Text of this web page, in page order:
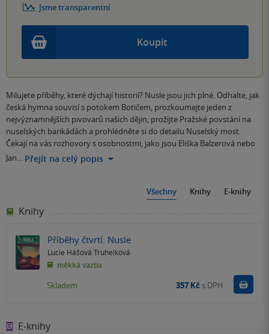
Koupit
Jsme transparentní
Milujete příběhy, které dýchají historií? Nusle jsou jich plné. Odhalte, jak
česká hymna souvisí s potokem Botičem, prozkoumejte jeden z
nejvýznamnějších pivovarů našich dějin, prožijte Pražské povstání na
nuselských barikádách a prohlédněte si do detailu Nuselský most.
Čekají na vás rozhovory s osobnostmi, jako jsou Eliška Balzerová nebo
Jan… Přejít na celý popis
Všechny Knihy E-knihy
Knihy
Příběhy čtvrtí: Nusle
Lucie Hášová Truhelková
měkká vazba
Skladem 357 Kč s DPH
E-knihy